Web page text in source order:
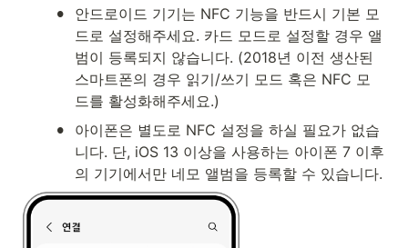
•
안드로이드 기기는 NFC 기능을 반드시 기본 모
드로 설정해주세요. 카드 모드로 설정할 경우 앨
범이 등록되지 않습니다. (2018년 이전 생산된
스마트폰의 경우 읽기/쓰기 모드 혹은 NFC 모
드를 활성화해주세요.)
•
아이폰은 별도로 NFC 설정을 하실 필요가 없습
니다. 단, iOS 13 이상을 사용하는 아이폰 7 이후
의 기기에서만 네모 앨범을 등록할 수 있습니다.